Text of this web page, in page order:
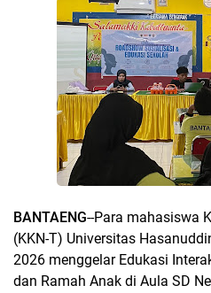
BANTAENG--Para mahasiswa
(KKN-T) Universitas
2026 menggelar Edukasi
dan Ramah Anak di Aula SD